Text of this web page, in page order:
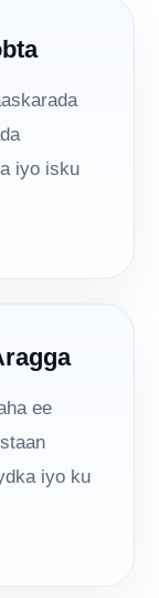
iyo isku
ee
iyo ku